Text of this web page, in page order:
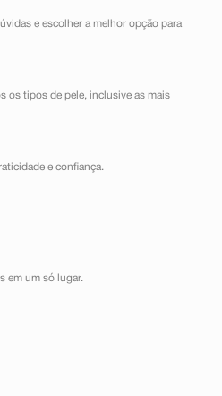
e escolher a melhor opção para
os tipos de pele, inclusive as mais
e confiança.
em um só lugar.